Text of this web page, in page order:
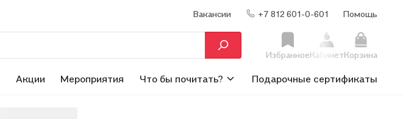
Вакансии +7 812 601-0-601 Помощь
ИзбранноеКабинетКорзина
Акции Мероприятия Что бы почитать? Подарочные сертификаты